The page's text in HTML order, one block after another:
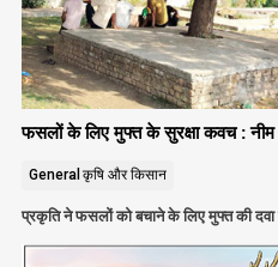
फसलों के लिए मुफ्त के सुरक्षा कवच :
General कृषि और किसान
प्रकृति ने फसलों को बचाने के लिए मुफ्त की